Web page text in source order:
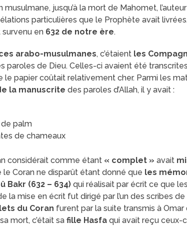
jusqu’à la mort de Mahomet, l’auteur
particulières que le Prophète avait
survenu en 632 de notre ère.
arabo-musulmanes, c’étaient les
paroles de Dieu. Celles-ci avaient été
le papier coûtait relativement cher. Parmi les
la manuscrite des paroles d’Allah, il y avait :
palm
de chameaux
considérait comme étant « complet » avait
le Coran ne disparût étant donné que les
Bakr (632 – 634) qui réalisait par écrit ce que
la mise en écrit fut dirigé par l’un des scribes
du Coran furent par la suite transmis à
mort, c’était sa fille Hasfa qui avait reçu ceux-